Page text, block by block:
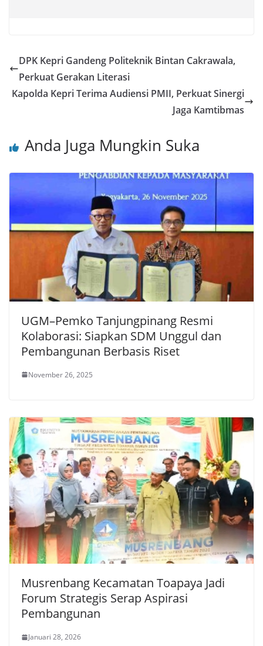
DPK Kepri Gandeng Politeknik Bintan Cakrawala,
Perkuat Gerakan Literasi
Kapolda Kepri Terima Audiensi PMII, Perkuat Sinergi
Jaga Kamtibmas
Anda Juga Mungkin Suka
UGM–Pemko Tanjungpinang Resmi
Kolaborasi: Siapkan SDM Unggul dan
Pembangunan Berbasis Riset
November 26, 2025
Musrenbang Kecamatan Toapaya Jadi
Forum Strategis Serap Aspirasi
Pembangunan
Januari 28, 2026